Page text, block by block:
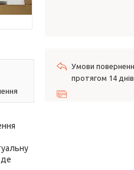
де
протягом 14 днів